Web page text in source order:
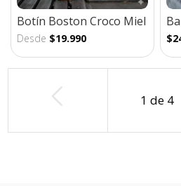
Botín Boston Croco Miel
Desde $19.990
1 de 4